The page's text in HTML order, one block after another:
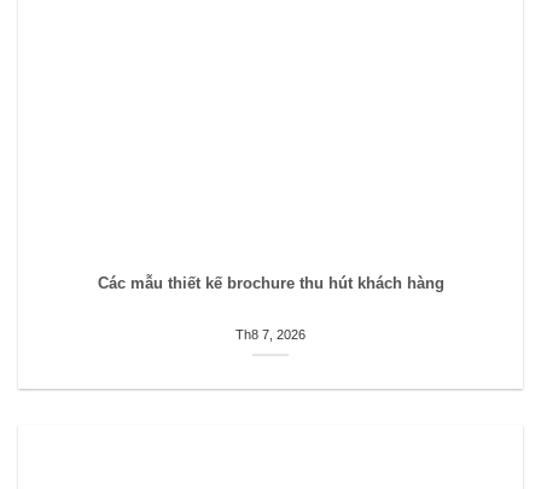
Các mẫu thiết kế brochure thu hút khách hàng
Th8 7, 2026